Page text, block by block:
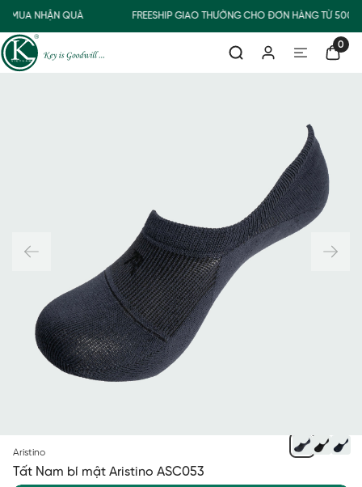
MUA NHẬN QUÀ FREESHIP GIAO THƯỜNG CHO ĐƠN HÀNG TỪ
0
Aristino
Tất Nam bí mật Aristino ASC053